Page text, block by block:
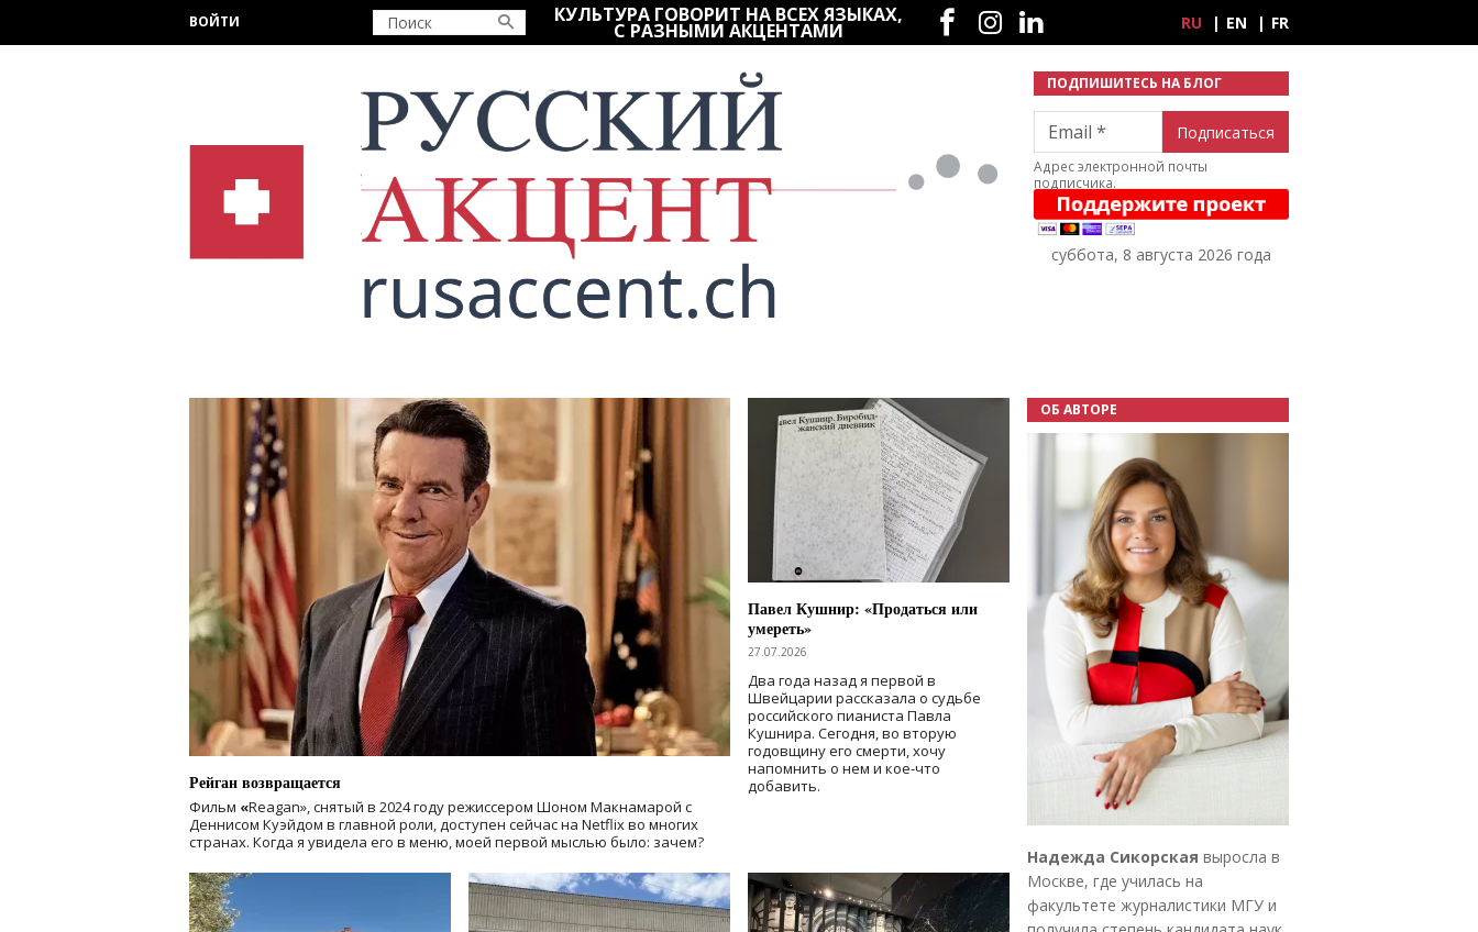
ВОЙТИ КУЛЬТУРА ГОВОРИТ НА ВСЕХ ЯЗЫКАХ,
С РАЗНЫМИ АКЦЕНТАМИ
Социальные сети
RU EN FR
ПОДПИШИТЕСЬ НА БЛОГ
Email
Адрес электронной почты
подписчика.
суббота, 8 августа 2026 года
Рейган возвращается
Фильм «Reagan», снятый в 2024 годурежиссером Шоном Макнамарой с
Деннисом Куэйдом в главной роли, доступен сейчас на Netflix во многих
странах. Когда я увидела его в меню, моей первой мыслью было: зачем?
Павел Кушнир: «Продаться или
умереть»
27.07.2026
Два года назад я первой в
Швейцарии рассказала о судьбе
российского пианиста Павла
Кушнира. Сегодня, во вторую
годовщину его смерти, хочу
напомнить о нем и кое-что
добавить.
ОБ АВТОРЕ
Надежда Сикорская выросла в
Москве, где училась на
факультете журналистики МГУ и